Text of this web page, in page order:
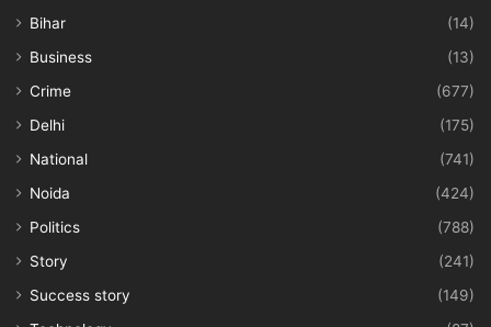
Bihar
(14)
Business
(13)
Crime
(677)
Delhi
(175)
National
(741)
Noida
(424)
Politics
(788)
Story
(241)
Success story
(149)